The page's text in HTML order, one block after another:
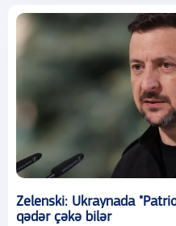
Zelenski: Ukraynada
qədər çəkə bilər